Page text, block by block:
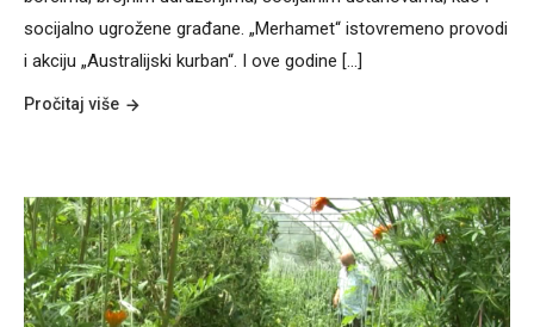
socijalno ugrožene građane. „Merhamet“ istovremeno provodi
i akciju „Australijski kurban“. I ove godine [...]
Pročitaj više